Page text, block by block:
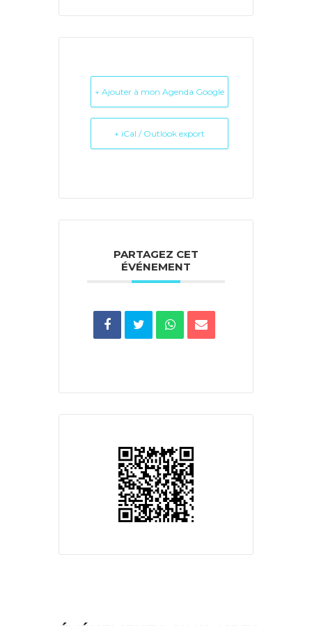
+ Ajouter à mon Agenda Google
+ iCal / Outlook export
PARTAGEZ CET
ÉVÉNEMENT